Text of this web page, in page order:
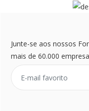
Junte-se aos nossos
mais de 60.000